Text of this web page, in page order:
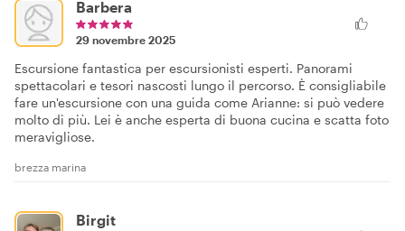
Barbera
29 novembre 2025
Escursione fantastica per escursionisti esperti. Panorami
spettacolari e tesori nascosti lungo il percorso. È consigliabile
fare un'escursione con una guida come Arianne: si può vedere
molto di più. Lei è anche esperta di buona cucina e scatta foto
meravigliose.
brezza marina
Birgit